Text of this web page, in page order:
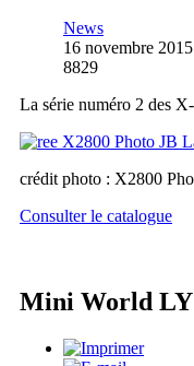
News
16 novembre 2015
8829
La série numéro 2 des
crédit photo : X2800
Consulter le catalogue
Mini World